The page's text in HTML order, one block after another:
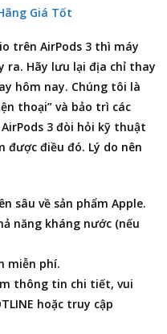
Giá Tốt
trên AirPods 3 thì máy
ra. Hãy lưu lại địa chỉ thay
hôm nay. Chúng tôi là
thoại” và bảo trì các
3 đòi hỏi kỹ thuật
điều đó. Lý do nên
sâu về sản phẩm Apple.
năng kháng nước (nếu
miễn phí.
thông tin chi tiết, vui
hoặc truy cập